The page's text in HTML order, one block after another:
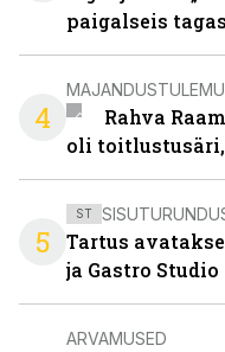
paigalseis
4
Rahva
oli
5
ST
Tartus
ja Gastro Studio
ARVAMUSED